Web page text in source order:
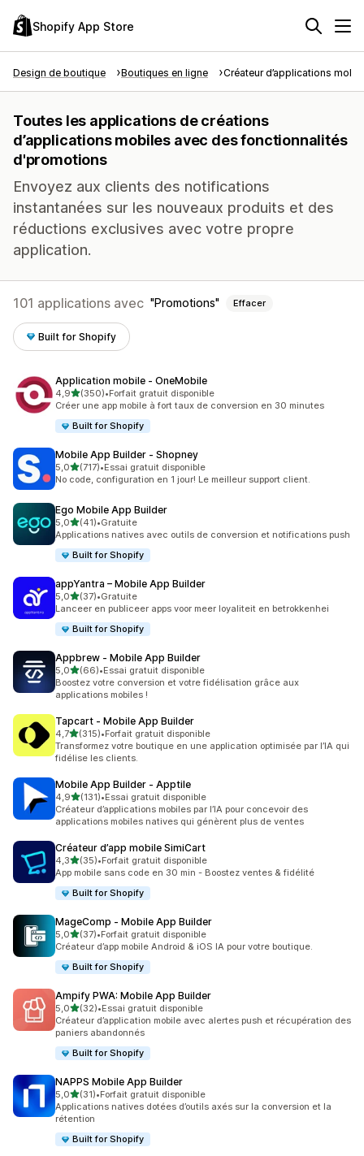
Shopify App Store
Design de boutique Boutiques en ligne Créateur d’applications
Toutes les applications de créations
d’applications mobiles avec des fonctionnalités
d'promotions
Envoyez aux clients des notifications
instantanées sur les nouveaux produits et des
réductions exclusives avec votre propre
application.
101 applications avec Promotions Effacer
Built for Shopify
Application mobile ‑ OneMobile
4,9étoile(s) sur 5
(350)
350 avis au total
•Forfait gratuit disponible
Créer une app mobile à fort taux de conversion en 30 minutes
Built for Shopify
Mobile App Builder ‑ Shopney
5,0étoile(s) sur 5
(717)
717 avis au total
•Essai gratuit disponible
No code, configuration en 1 jour! Le meilleur support client.
Ego Mobile App Builder
5,0étoile(s) sur 5
(41)
41 avis au total
•Gratuite
Applications natives avec outils de conversion et notifications push
Built for Shopify
appYantra – Mobile App Builder
5,0étoile(s) sur 5
(37)
37 avis au total
•Gratuite
Lanceer en publiceer apps voor meer loyaliteit en betrokkenhei
Built for Shopify
Appbrew ‑ Mobile App Builder
5,0étoile(s) sur 5
(66)
66 avis au total
•Essai gratuit disponible
Boostez votre conversion et votre fidélisation grâce aux
applications mobiles !
Tapcart ‑ Mobile App Builder
4,7étoile(s) sur 5
(315)
315 avis au total
•Forfait gratuit disponible
Transformez votre boutique en une application optimisée par l’IA qui
fidélise les clients.
Mobile App Builder ‑ Apptile
4,9étoile(s) sur 5
(131)
131 avis au total
•Essai gratuit disponible
Créateur d’applications mobiles par l’IA pour concevoir des
applications mobiles natives qui génèrent plus de ventes
Créateur d’app mobile SimiCart
4,3étoile(s) sur 5
(35)
35 avis au total
•Forfait gratuit disponible
App mobile sans code en 30 min - Boostez ventes & fidélité
Built for Shopify
MageComp ‑ Mobile App Builder
5,0étoile(s) sur 5
(37)
37 avis au total
•Forfait gratuit disponible
Créateur d’app mobile Android & iOS IA pour votre boutique.
Built for Shopify
Ampify PWA: Mobile App Builder
5,0étoile(s) sur 5
(32)
32 avis au total
•Essai gratuit disponible
Créateur d’application mobile avec alertes push et récupération des
paniers abandonnés
Built for Shopify
NAPPS Mobile App Builder
5,0étoile(s) sur 5
(31)
31 avis au total
•Forfait gratuit disponible
Applications natives dotées d’outils axés sur la conversion et la
rétention
Built for Shopify